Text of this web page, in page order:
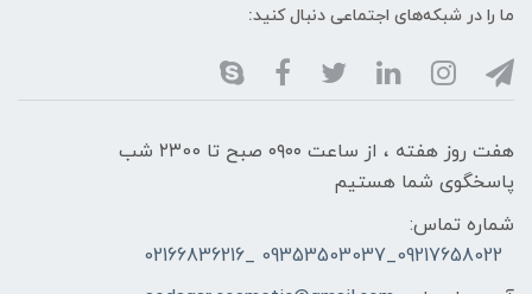
ما را در شبکه‌های اجتماعی دنبال کنید:
هفت روز هفته ، از ساعت ۰۹۰۰ صبح تا ۲۳00 شب
پاسخگوی شما هستیم
شماره تماس:
09217658022_09353503037 _02166836216